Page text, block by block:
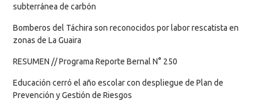
subterránea de carbón
Bomberos del Táchira son reconocidos por labor rescatista en
zonas de La Guaira
RESUMEN // Programa Reporte Bernal N° 250
Educación cerró el año escolar con despliegue de Plan de
Prevención y Gestión de Riesgos